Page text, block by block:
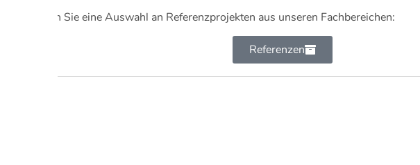
Hier finden Sie eine Auswahl an Referenzprojekten aus unseren Fachbereichen:
Referenzen